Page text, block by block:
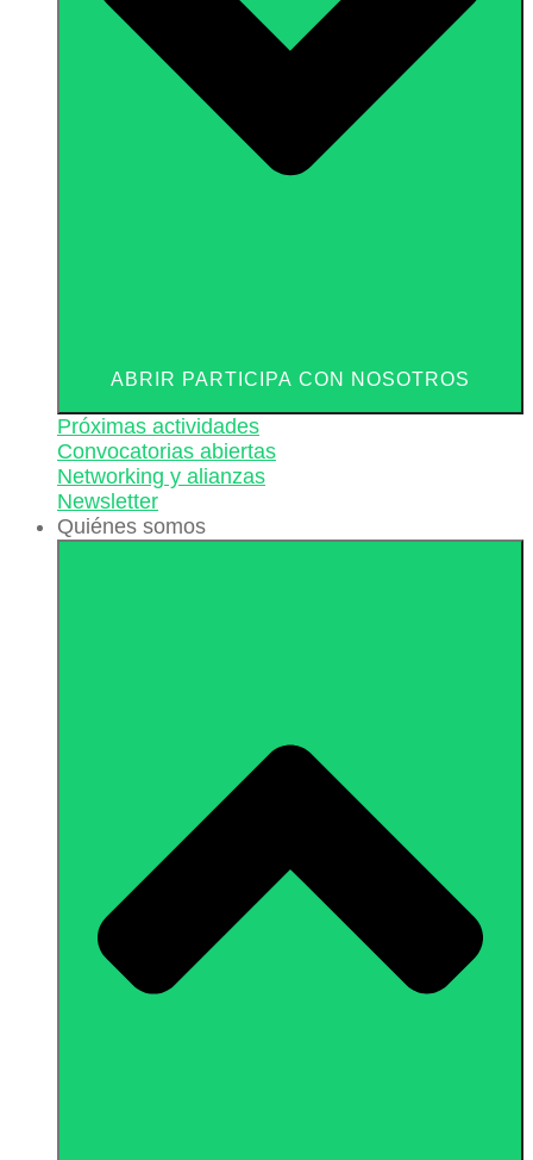
ABRIR PARTICIPA CON NOSOTROS
Próximas actividades
Convocatorias abiertas
Networking y alianzas
Newsletter
Quiénes somos